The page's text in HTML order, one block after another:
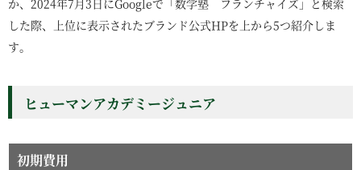
か、2024年7月3日にGoogleで「数学塾 フランチャイズ」と検索
した際、上位に表示されたブランド公式HPを上から5つ紹介しま
す。
ヒューマンアカデミージュニア
初期費用